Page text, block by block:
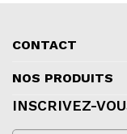
CONTACT
NOS PRODUITS
INSCRIVEZ-